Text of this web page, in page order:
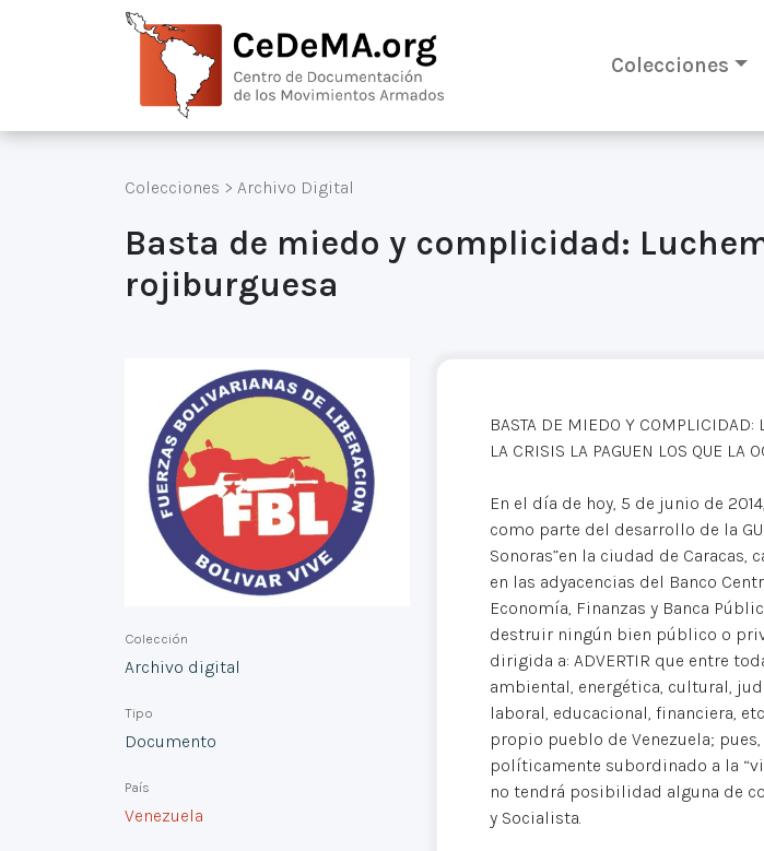
Colecciones
Colecciones > Archivo Digital
Basta de miedo y complicidad:
rojiburguesa
Colección
Archivo digital
Tipo
Documento
País
Venezuela
BASTA DE MIEDO Y COMPLICIDAD:
LA CRISIS LA PAGUEN LOS QUE LA
En el día de hoy, 5 de junio de
como parte del desarrollo de la
Sonoras”en la ciudad de
en las adyacencias del Banco
Economía, Finanzas y Banca
destruir ningún bien público o
dirigida a: ADVERTIR que entre
ambiental, energética, cultural,
laboral, educacional, financiera,
propio pueblo de Venezuela;
políticamente subordinado a la
no tendrá posibilidad alguna de
y Socialista.